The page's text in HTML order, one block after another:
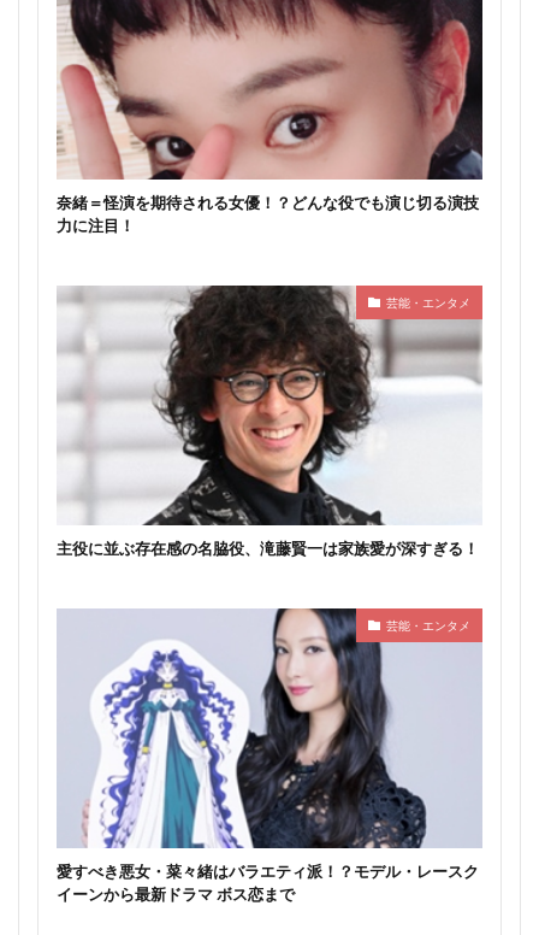
奈緒＝怪演を期待される女優！？どんな役でも演じ切る演技
力に注目！
芸能・エンタメ
主役に並ぶ存在感の名脇役、滝藤賢一は家族愛が深すぎる！
芸能・エンタメ
愛すべき悪女・菜々緒はバラエティ派！？モデル・レースク
イーンから最新ドラマ ボス恋まで